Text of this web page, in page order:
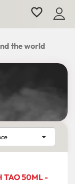
favorite_border
the world

TAO 50ML -